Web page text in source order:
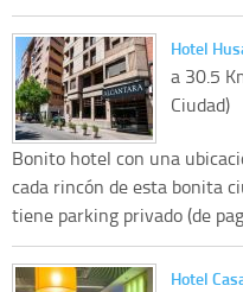
Hotel
a 30.5
Ciudad)
Bonito hotel con una
cada rincón de esta bonita
tiene parking privado (de
Hotel